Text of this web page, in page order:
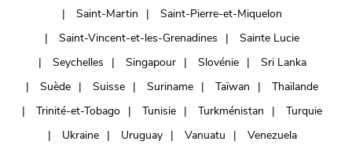
Saint-Martin
Saint-Pierre-et-Miquelon
Saint-Vincent-et-les-Grenadines
Sainte Lucie
Seychelles
Singapour Slovénie
Sri Lanka
Suède
Suisse Suriname Taïwan
Thaïlande
Trinité-et-Tobago
Tunisie Turkménistan
Turquie
Ukraine
Uruguay Vanuatu Venezuela